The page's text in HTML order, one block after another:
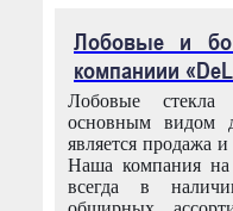
Лобовые и
компаниии
Лобовые
основным видом
является продажа и
Наша компания на
всегда в